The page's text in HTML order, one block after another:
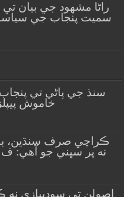
راڻا مشهود جي بيان
سميت پنجاب جي
سنڌ جي پاڻي تي
خاموش
ڪراچي صرف سنڌين،
نه پر سڀني جو آهي: ف